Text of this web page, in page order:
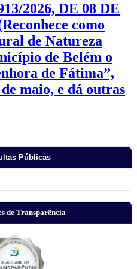
2026, DE 08 DE
como
de Natureza
de Belém o
de Fátima”,
maio, e dá outras
Públicas
de Transparência